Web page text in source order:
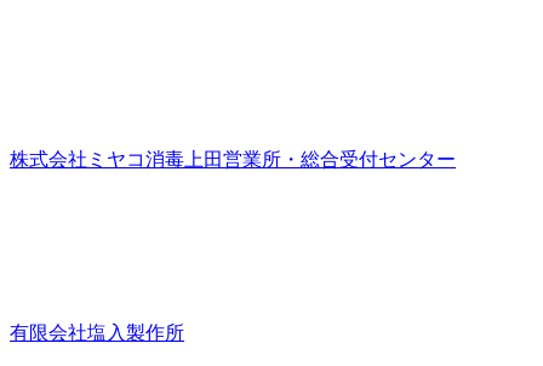
株式会社ミヤコ消毒上田営業所・総合受付センター
有限会社塩入製作所